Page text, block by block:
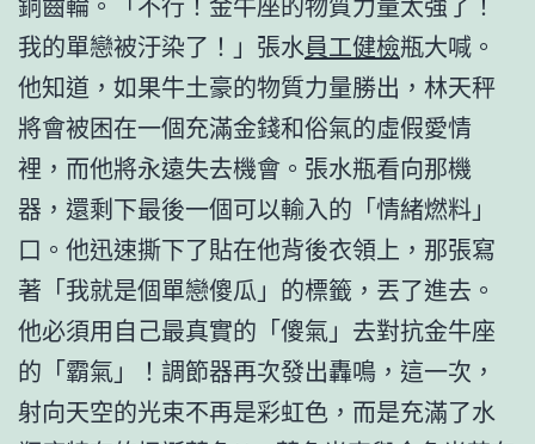
我的單戀被汙染了！」張水員工健檢瓶大喊。
他知道，如果牛土豪的物質力量勝出，林天秤
將會被困在一個充滿金錢和俗氣的虛假愛情
裡，而他將永遠失去機會。張水瓶看向那機
器，還剩下最後一個可以輸入的「情緒燃料」
口。他迅速撕下了貼在他背後衣領上，那張寫
著「我就是個單戀傻瓜」的標籤，丟了進去。
他必須用自己最真實的「傻氣」去對抗金牛座
的「霸氣」！調節器再次發出轟鳴，這一次，
射向天空的光束不再是彩虹色，而是充滿了水